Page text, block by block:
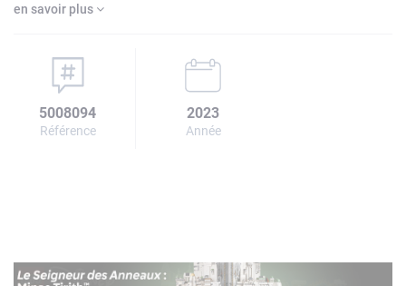
en savoir plus
5008094
Référence
2023
Année